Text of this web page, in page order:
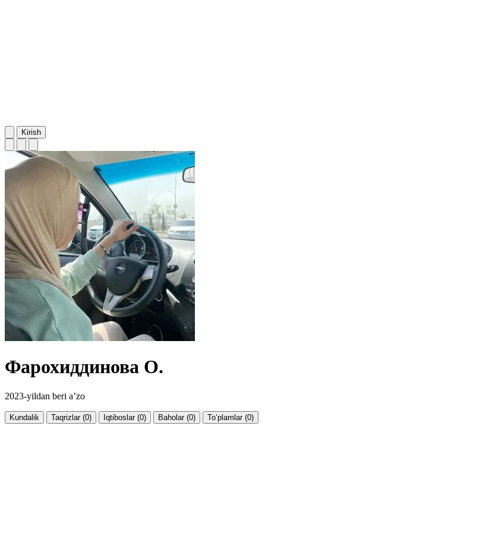
Kirish
Фарохиддинова О.
2023-yildan beri a’zo
Kundalik Taqrizlar (0) Iqtiboslar (0) Baholar (0) To‘plamlar (0)